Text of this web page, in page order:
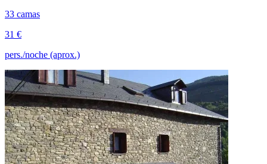
33 camas
31 €
pers./noche (aprox.)